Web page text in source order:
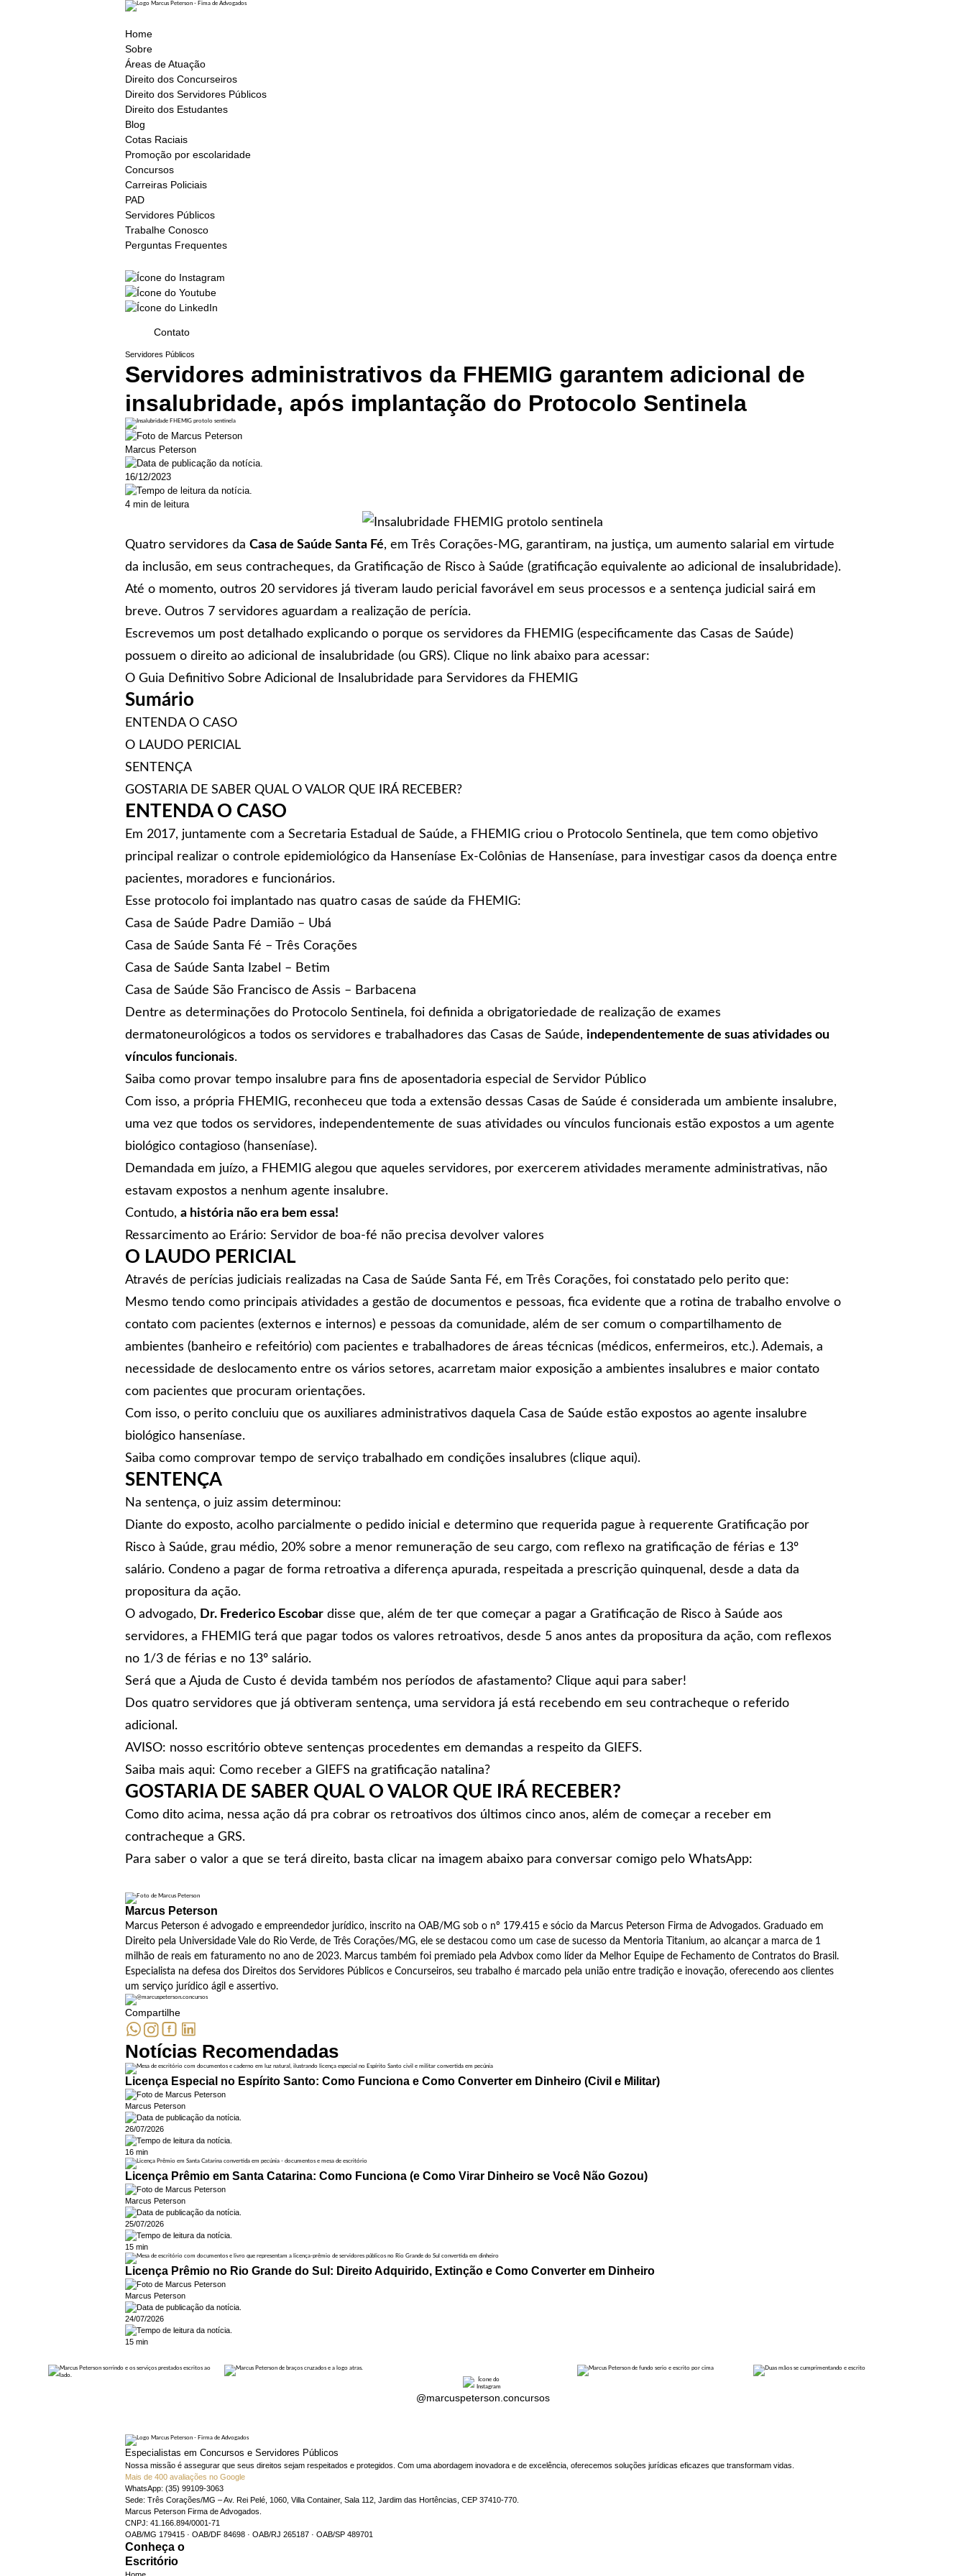
Home
Sobre
Áreas de Atuação
Direito dos Concurseiros
Direito dos Servidores Públicos
Direito dos Estudantes
Blog
Cotas Raciais
Promoção por escolaridade
Concursos
Carreiras Policiais
PAD
Servidores Públicos
Trabalhe Conosco
Perguntas Frequentes
Contato
Servidores Públicos
Servidores administrativos da FHEMIG garantem adicional de
insalubridade, após implantação do Protocolo Sentinela
Marcus Peterson
16/12/2023
4 min de leitura
Quatro servidores da Casa de Saúde Santa Fé, em Três Corações-MG, garantiram, na justiça, um aumento salarial em virtude
da inclusão, em seus contracheques, da Gratificação de Risco à Saúde (gratificação equivalente ao adicional de insalubridade).
Até o momento, outros 20 servidores já tiveram laudo pericial favorável em seus processos e a sentença judicial sairá em
breve. Outros 7 servidores aguardam a realização de perícia.
Escrevemos um post detalhado explicando o porque os servidores da FHEMIG (especificamente das Casas de Saúde)
possuem o direito ao adicional de insalubridade (ou GRS). Clique no link abaixo para acessar:
O Guia Definitivo Sobre Adicional de Insalubridade para Servidores da FHEMIG
Sumário
ENTENDA O CASO
O LAUDO PERICIAL
SENTENÇA
GOSTARIA DE SABER QUAL O VALOR QUE IRÁ RECEBER?
ENTENDA O CASO
Em 2017, juntamente com a Secretaria Estadual de Saúde, a FHEMIG criou o Protocolo Sentinela, que tem como objetivo
principal realizar o controle epidemiológico da Hanseníase Ex-Colônias de Hanseníase, para investigar casos da doença entre
pacientes, moradores e funcionários.
Esse protocolo foi implantado nas quatro casas de saúde da FHEMIG:
Casa de Saúde Padre Damião – Ubá
Casa de Saúde Santa Fé – Três Corações
Casa de Saúde Santa Izabel – Betim
Casa de Saúde São Francisco de Assis – Barbacena
Dentre as determinações do Protocolo Sentinela, foi definida a obrigatoriedade de realização de exames
dermatoneurológicos a todos os servidores e trabalhadores das Casas de Saúde, independentemente de suas atividades ou
vínculos funcionais.
Saiba como provar tempo insalubre para fins de aposentadoria especial de Servidor Público
Com isso, a própria FHEMIG, reconheceu que toda a extensão dessas Casas de Saúde é considerada um ambiente insalubre,
uma vez que todos os servidores, independentemente de suas atividades ou vínculos funcionais estão expostos a um agente
biológico contagioso (hanseníase).
Demandada em juízo, a FHEMIG alegou que aqueles servidores, por exercerem atividades meramente administrativas, não
estavam expostos a nenhum agente insalubre.
Contudo, a história não era bem essa!
Ressarcimento ao Erário: Servidor de boa-fé não precisa devolver valores
O LAUDO PERICIAL
Através de perícias judiciais realizadas na Casa de Saúde Santa Fé, em Três Corações, foi constatado pelo perito que:
Mesmo tendo como principais atividades a gestão de documentos e pessoas, fica evidente que a rotina de trabalho envolve o
contato com pacientes (externos e internos) e pessoas da comunidade, além de ser comum o compartilhamento de
ambientes (banheiro e refeitório) com pacientes e trabalhadores de áreas técnicas (médicos, enfermeiros, etc.). Ademais, a
necessidade de deslocamento entre os vários setores, acarretam maior exposição a ambientes insalubres e maior contato
com pacientes que procuram orientações.
Com isso, o perito concluiu que os auxiliares administrativos daquela Casa de Saúde estão expostos ao agente insalubre
biológico hanseníase.
Saiba como comprovar tempo de serviço trabalhado em condições insalubres (clique aqui).
SENTENÇA
Na sentença, o juiz assim determinou:
Diante do exposto, acolho parcialmente o pedido inicial e determino que requerida pague à requerente Gratificação por
Risco à Saúde, grau médio, 20% sobre a menor remuneração de seu cargo, com reflexo na gratificação de férias e 13º
salário. Condeno a pagar de forma retroativa a diferença apurada, respeitada a prescrição quinquenal, desde a data da
propositura da ação.
O advogado, Dr. Frederico Escobardisse que, além de ter que começar a pagar a Gratificação de Risco à Saúde aos
servidores, a FHEMIG terá que pagar todos os valores retroativos, desde 5 anos antes da propositura da ação, com reflexos
no 1/3 de férias e no 13º salário.
Será que a Ajuda de Custo é devida também nos períodos de afastamento?Clique aqui para saber!
Dos quatro servidores que já obtiveram sentença, uma servidora já está recebendo em seu contracheque o referido
adicional.
AVISO: nosso escritório obteve sentenças procedentes em demandas a respeito da GIEFS.
Saiba mais aqui: Como receber a GIEFS na gratificação natalina?
GOSTARIA DE SABER QUAL O VALOR QUE IRÁ RECEBER?
Como dito acima, nessa ação dá pra cobrar os retroativos dos últimos cinco anos, além de começar a receber em
contracheque a GRS.
Para saber o valor a que se terá direito, basta clicar na imagem abaixo para conversar comigo pelo WhatsApp:
Marcus Peterson
Marcus Peterson é advogado e empreendedor jurídico, inscrito na OAB/MG sob o nº 179.415 e sócio da Marcus Peterson Firma de Advogados. Graduado em
Direito pela Universidade Vale do Rio Verde, de Três Corações/MG, ele se destacou como um case de sucesso da Mentoria Titanium, ao alcançar a marca de 1
milhão de reais em faturamento no ano de 2023. Marcus também foi premiado pela Advbox como líder da Melhor Equipe de Fechamento de Contratos do Brasil.
Especialista na defesa dos Direitos dos Servidores Públicos e Concurseiros, seu trabalho é marcado pela união entre tradição e inovação, oferecendo aos clientes
um serviço jurídico ágil e assertivo.
Compartilhe
Notícias Recomendadas
Licença Especial no Espírito Santo: Como Funciona e Como Converter em Dinheiro (Civil e Militar)
Marcus Peterson
26/07/2026
16 min
Licença Prêmio em Santa Catarina: Como Funciona (e Como Virar Dinheiro se Você Não Gozou)
Marcus Peterson
25/07/2026
15 min
Licença Prêmio no Rio Grande do Sul: Direito Adquirido, Extinção e Como Converter em Dinheiro
Marcus Peterson
24/07/2026
15 min
@marcuspeterson.concursos
Especialistas em Concursos e Servidores Públicos
Nossa missão é assegurar que seus direitos sejam respeitados e protegidos. Com uma abordagem inovadora e de excelência, oferecemos soluções jurídicas eficazes que transformam vidas.
Mais de 400 avaliações no Google
WhatsApp: (35) 99109-3063
Sede: Três Corações/MG – Av. Rei Pelé, 1060, Villa Container, Sala 112, Jardim das Hortências, CEP 37410-770.
Marcus Peterson Firma de Advogados.
CNPJ: 41.166.894/0001-71
OAB/MG 179415 · OAB/DF 84698 · OAB/RJ 265187 · OAB/SP 489701
Conheça o
Escritório